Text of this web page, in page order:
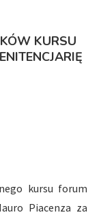
KURSU
kursu forum
Piacenza za